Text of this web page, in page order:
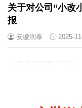
关于对公司“小改
报
安徽润泰 2025-